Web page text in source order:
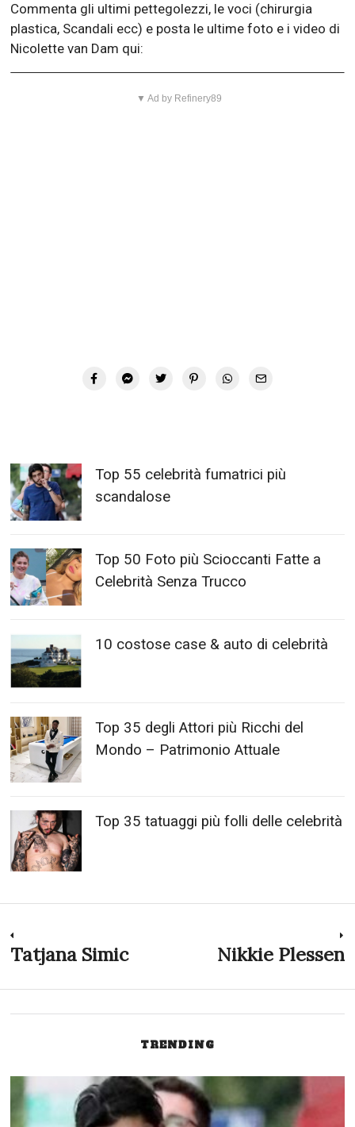
Commenta gli ultimi pettegolezzi, le voci (chirurgia
plastica, Scandali ecc) e posta le ultime foto e i video di
Nicolette van Dam qui:
▼ Ad by Refinery89
Top 55 celebrità fumatrici più
scandalose
Top 50 Foto più Scioccanti Fatte a
Celebrità Senza Trucco
10 costose case & auto di celebrità
Top 35 degli Attori più Ricchi del
Mondo – Patrimonio Attuale
Top 35 tatuaggi più folli delle celebrità
Navigazione
articoli
Previous
Tatjana Simic Nikkie Plessen
TRENDING